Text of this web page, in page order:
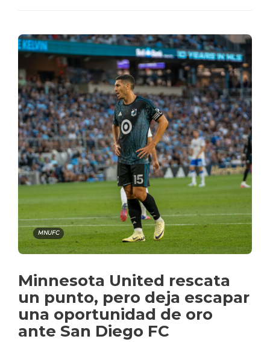
MNUFC
Minnesota United rescata
un punto, pero deja escapar
una oportunidad de oro
ante San Diego FC